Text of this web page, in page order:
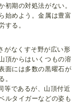
初期の対処法がない。
始めよう。金属は豊富
する。
がなくすそ野が広い形
頂からはいくつもの溶
面には多数の黒曜石が
。
等であるが、山頂付近
ルタイガーなどの姿も